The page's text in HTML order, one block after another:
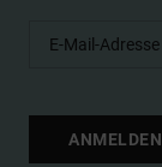
ANMELDEN